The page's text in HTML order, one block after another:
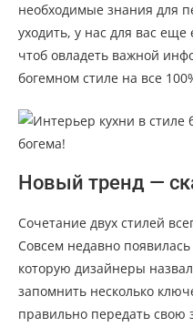
необходимые знания для
уходить, у нас для вас
чтоб овладеть важной
богемном стиле на все
Новый тренд —
Сочетание двух стилей
Совсем недавно
которую дизайнеры
запомнить несколько
правильно передать свою